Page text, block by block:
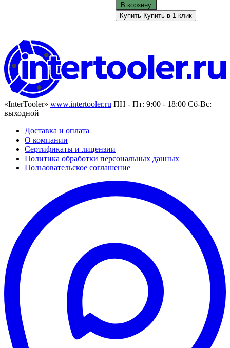
В корзину
Купить Купить в 1 клик
«InterTooler» www.intertooler.ru ПН - Пт: 9:00 - 18:00 Сб-Вс:
выходной
Доставка и оплата
О компании
Сертификаты и лицензии
Политика обработки персональных данных
Пользовательское соглашение